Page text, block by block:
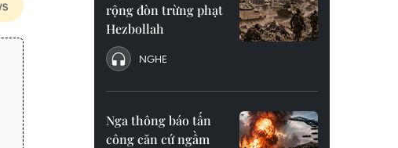
rộng đòn trừng phạt
Hezbollah
NGHE
Nga thông báo tấn
công căn cứ ngầm